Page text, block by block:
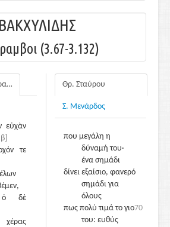
ΒΑΚΧΥΛΙΔΗΣ
(3.67-3.132)
ΒΑΚΧΥΛΙΔΗΣ: Διθύραμβοι
εὐχὰν
τε
ὁ δὲ
χέρας
Θρ. Σταύρου
Σ. Μενάρδος
Πρόθυμ᾽ άκουσε τη
δέηση τούτη ο
που μεγάλη η
δύναμή του·
ένα σημάδι
δίνει εξαίσιο, φανερό
σημάδι για
όλους
70
πως πολύ τιμά το γιο
του: ευθύς